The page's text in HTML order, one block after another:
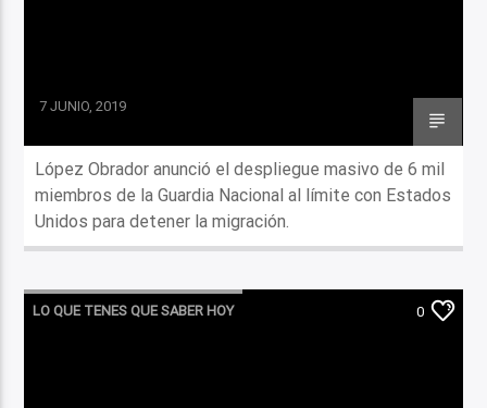
7 JUNIO, 2019
López Obrador anunció el despliegue masivo de 6 mil
miembros de la Guardia Nacional al límite con Estados
Unidos para detener la migración.
LO QUE TENES QUE SABER HOY 0